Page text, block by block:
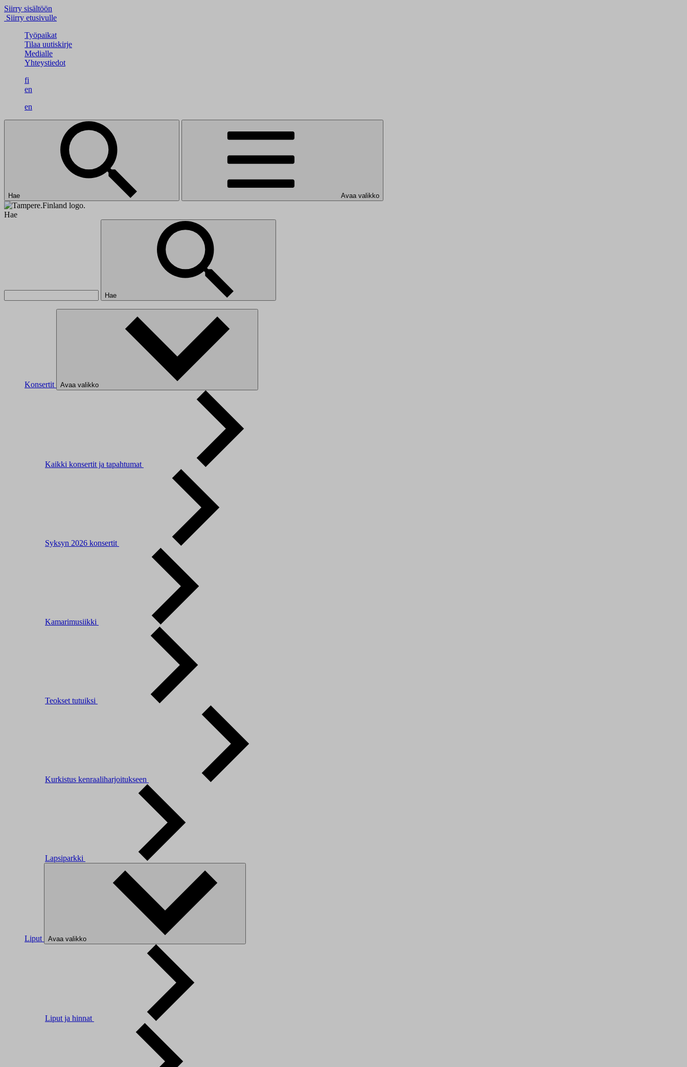
Siirry sisältöön
Siirry etusivulle
Työpaikat
Tilaa uutiskirje
Medialle
Yhteystiedot
fi
en
en
Hae Avaa valikko
Hae
Hae
Konsertit Avaa valikko
Kaikki konsertit ja tapahtumat
Syksyn 2026 konsertit
Kamarimusiikki
Teokset tutuiksi
Kurkistus kenraaliharjoitukseen
Lapsiparkki
Liput Avaa valikko
Liput ja hinnat